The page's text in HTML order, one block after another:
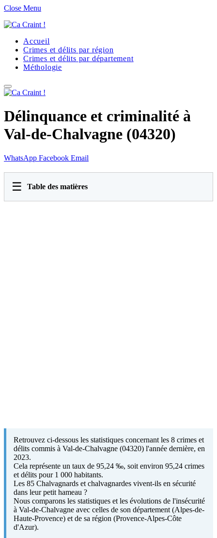
Close Menu
Accueil
Crimes et délits par région
Crimes et délits par département
Méthologie
Délinquance et criminalité à
Val-de-Chalvagne (04320)
WhatsApp Facebook Email
☰ Table des matières
Retrouvez ci-dessous les statistiques concernant les 8 crimes et
délits commis à Val-de-Chalvagne (04320) l'année dernière, en
2023.
Cela représente un taux de 95,24 ‰, soit environ 95,24 crimes
et délits pour 1 000 habitants.
Les 85 Chalvagnards et chalvagnardes vivent-ils en sécurité
dans leur petit hameau ?
Nous comparons les statistiques et les évolutions de l'insécurité
à Val-de-Chalvagne avec celles de son département (Alpes-de-
Haute-Provence) et de sa région (Provence-Alpes-Côte
d'Azur).